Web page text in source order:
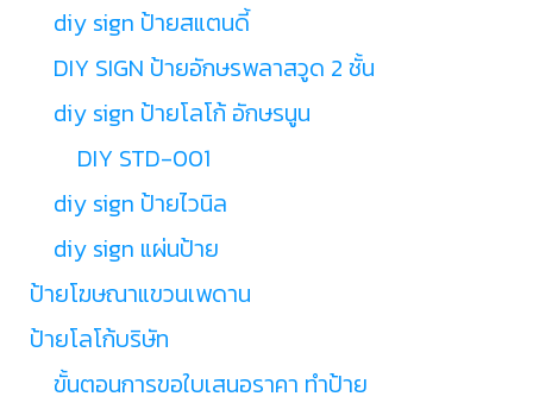
diy sign ป้ายสแตนดี้
DIY SIGN ป้ายอักษรพลาสวูด 2 ชั้น
diy sign ป้ายโลโก้ อักษรนูน
DIY STD-001
diy sign ป้ายไวนิล
diy sign แผ่นป้าย
ป้ายโฆษณาแขวนเพดาน
ป้ายโลโก้บริษัท
ขั้นตอนการขอใบเสนอราคา ทำป้าย